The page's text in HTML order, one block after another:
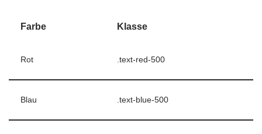
Farbe Klasse
Rot .text-red-500
Blau .text-blue-500